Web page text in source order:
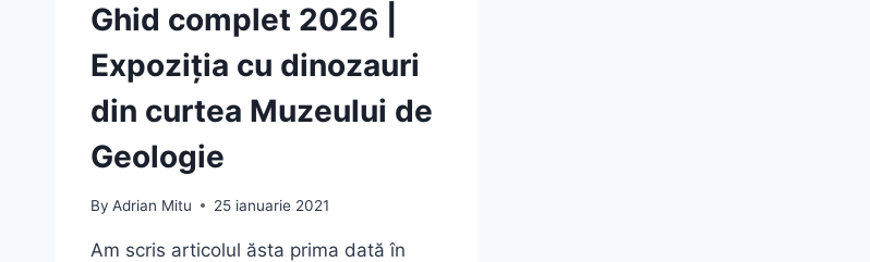
Ghid complet 2026 |
Expoziția cu dinozauri
din curtea Muzeului de
Geologie
By Adrian Mitu 25 ianuarie 2021
Am scris articolul ăsta prima dată în